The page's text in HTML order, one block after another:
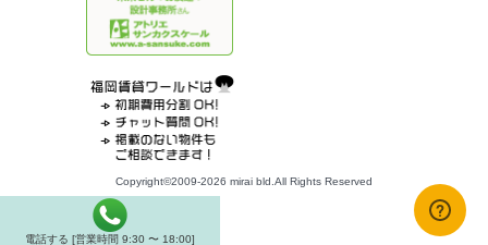
電話する [営業時間 9:30 〜 18:00]
Copyright©2009-2026 mirai bld.All Rights Reserved